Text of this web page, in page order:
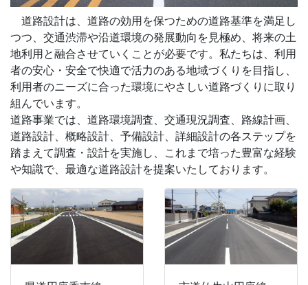
道路設計は、道路の効用を保つための道路基準を満足し
つつ、交通渋滞や沿道環境の発展動向を見極め、将来の土
地利用と融合させていくことが必要です。私たちは、利用
者の安心・安全で快適で活力のある地域づくりを目指し、
利用者のニーズに合った環境にやさしい道路づくりに取り
組んでいます。
道路事業では、道路環境調査、交通現況調査、路線計画、
道路設計、概略設計、予備設計、詳細設計の各ステップを
踏まえて調査・設計を実施し、これまで培った豊富な経験
や知識で、最適な道路設計を提案いたしております。